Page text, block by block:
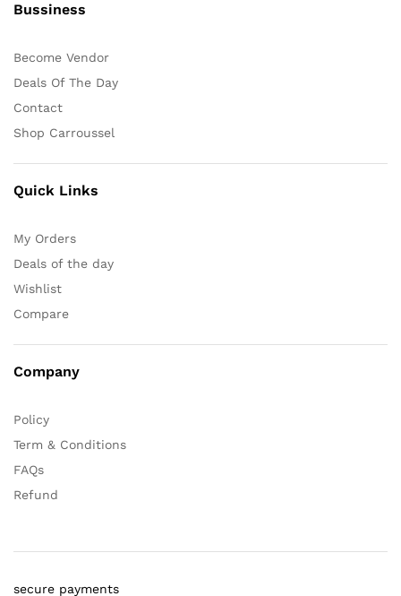
Bussiness
Become Vendor
Deals Of The Day
Contact
Shop Carroussel
Quick Links
My Orders
Deals of the day
Wishlist
Compare
Company
Policy
Term & Conditions
FAQs
Refund
secure payments